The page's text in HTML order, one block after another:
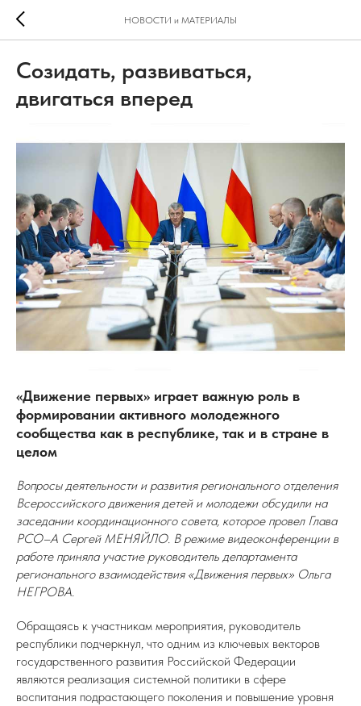
НОВОСТИ и МАТЕРИАЛЫ
Созидать, развиваться,
двигаться вперед
«Движение первых» играет важную роль в
формировании активного молодежного
сообщества как в республике, так и в стране в
целом
Вопросы деятельности и развития регионального отделения
Всероссийского движения детей и молодежи обсудили на
заседании координационного совета, которое провел Глава
РСО–А Сергей МЕНЯЙЛО. В режиме видеоконференции в
работе приняла участие руководитель департамента
регионального взаимодействия «Движения первых» Ольга
НЕГРОВА.
Обращаясь к участникам мероприятия, руководитель
республики подчеркнул, что одним из ключевых векторов
государственного развития Российской Федерации
являются реализация системной политики в сфере
воспитания подрастающего поколения и повышение уровня